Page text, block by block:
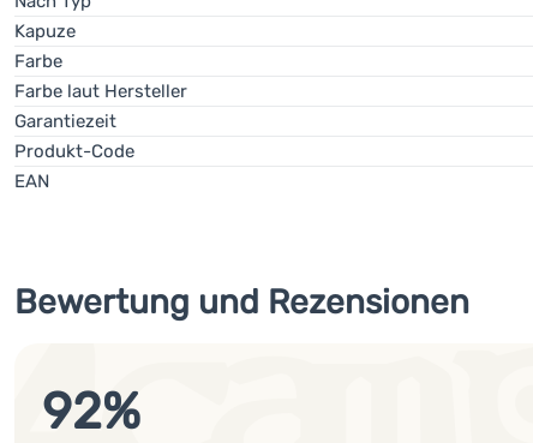
Kapuze
Farbe
Farbe laut Hersteller
Garantiezeit
Produkt-Code
EAN
Bewertung und Rezensionen
92%